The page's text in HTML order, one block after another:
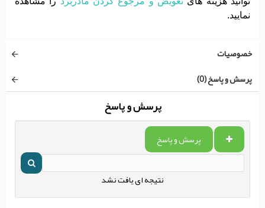
نمایید.
خصوصیات
پرسش و پاسخ (0)
پرسش و پاسخ
پرسش و پاسخ
نتیجه ای یافت نشد